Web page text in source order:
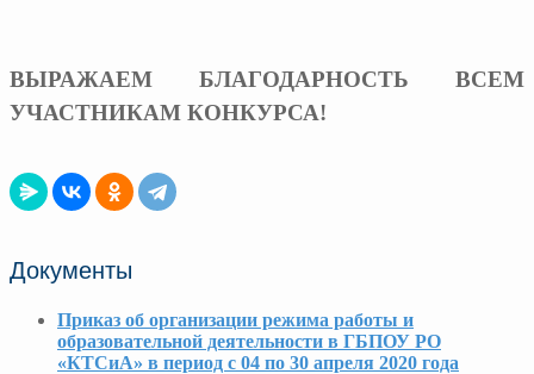
ВЫРАЖАЕМ БЛАГОДАРНОСТЬ ВСЕМ
УЧАСТНИКАМ КОНКУРСА!
Документы
Приказ об организации режима работы и
образовательной деятельности в ГБПОУ РО
«КТСиА» в период с 04 по 30 апреля 2020 года